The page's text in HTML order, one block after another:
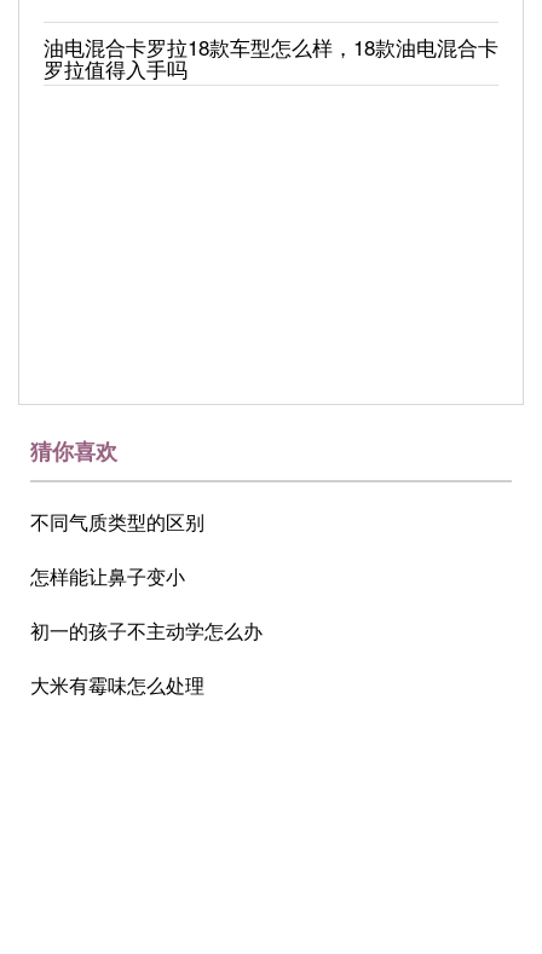
油电混合卡罗拉18款车型怎么样，18款油电混合卡
罗拉值得入手吗
猜你喜欢
不同气质类型的区别
怎样能让鼻子变小
初一的孩子不主动学怎么办
大米有霉味怎么处理